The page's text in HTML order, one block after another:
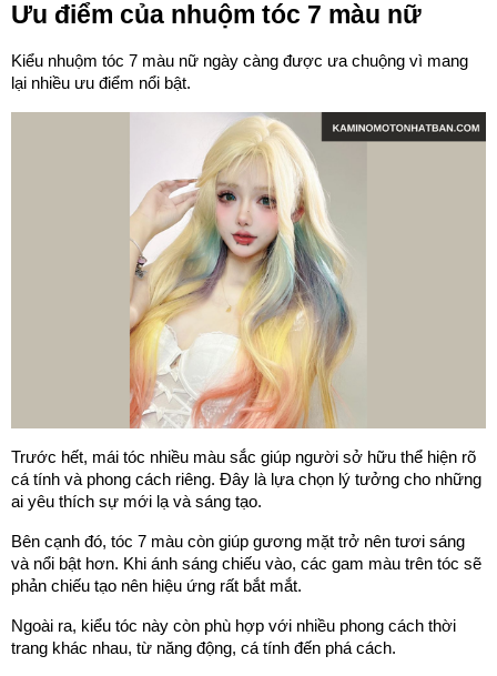
Ưu điểm của nhuộm tóc 7 màu nữ
Kiểu nhuộm tóc 7 màu nữ ngày càng được ưa chuộng vì mang
lại nhiều ưu điểm nổi bật.
Trước hết, mái tóc nhiều màu sắc giúp người sở hữu thể hiện rõ
cá tính và phong cách riêng. Đây là lựa chọn lý tưởng cho những
ai yêu thích sự mới lạ và sáng tạo.
Bên cạnh đó, tóc 7 màu còn giúp gương mặt trở nên tươi sáng
và nổi bật hơn. Khi ánh sáng chiếu vào, các gam màu trên tóc sẽ
phản chiếu tạo nên hiệu ứng rất bắt mắt.
Ngoài ra, kiểu tóc này còn phù hợp với nhiều phong cách thời
trang khác nhau, từ năng động, cá tính đến phá cách.